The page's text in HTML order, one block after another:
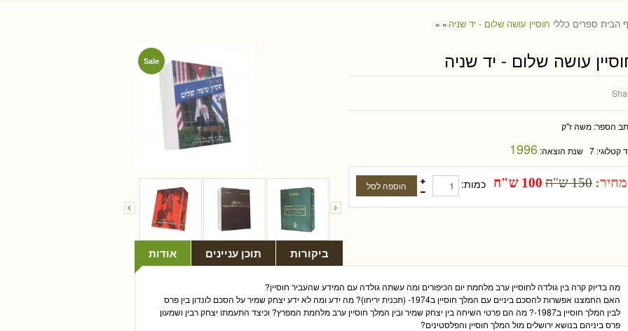
הבית » ספרים כללי » חוסיין עושה שלום - יד שניה
Sale עושה שלום - יד שניה
הספר:משה ז"ק
קטלוגי:7 שנת הוצאה:1996
מחיר: 150 ש"ח 100 ש"ח כמות:
אודות תוכן עניינים ביקורות
מה בדיוק קרה בין גולדה לחוסיין ערב מלחמת יום הכיפורים ומה עשתה גולדה עם המידע שהעביר חוסיין?
האם החמצנו אפשרות להסכם ביניים עם המלך חוסיין ב1974- (תכנית יריחו)? מה ידע ומה לא ידע יצחק שמיר על הסכם לונדון בין פרס
לבין המלך חוסיין ב1987-? מה הם פרטי השיחה בין יצחק שמיר ובין המלך חוסיין ערב מלחמת המפרץ? וכיצד התעמתו יצחק רבין ושמעון
פרס ביניהם בנושא ירושלים מול המלך חוסיין והפלסטינים?